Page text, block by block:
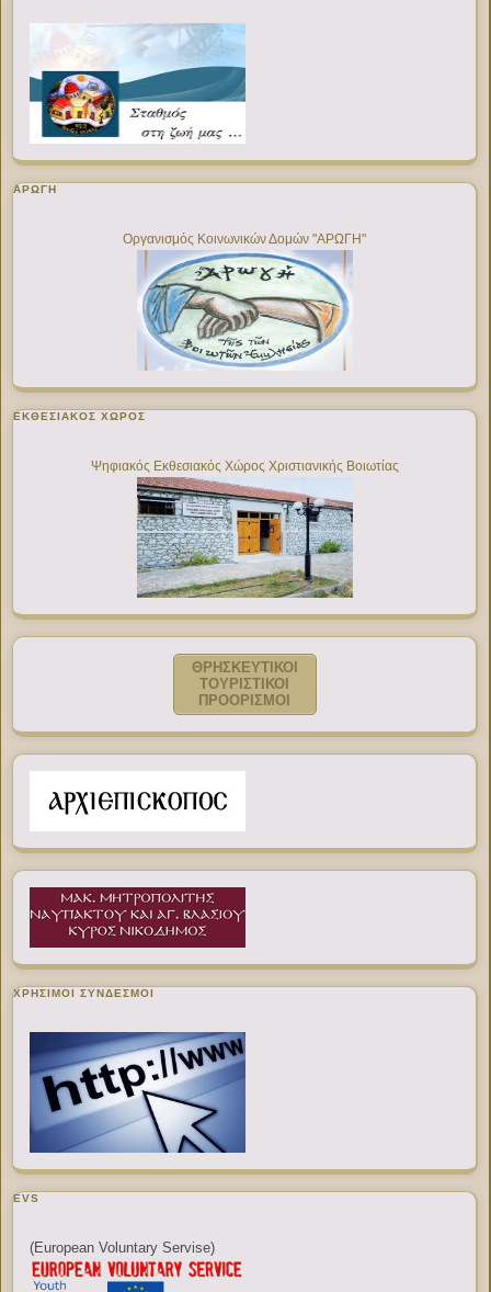
ΑΡΩΓΗ
Οργανισμός Κοινωνικών Δομών "ΑΡΩΓΗ"
ΕΚΘΕΣΙΑΚΌΣ ΧΏΡΟΣ
Ψηφιακός Εκθεσιακός Χώρος Χριστιανικής Βοιωτίας
ΘΡΗΣΚΕΥΤΙΚΟΙ
ΤΟΥΡΙΣΤΙΚΟΙ
ΠΡΟΟΡΙΣΜΟΙ
ΧΡΉΣΙΜΟΙ ΣΎΝΔΕΣΜΟΙ
EVS
(European Voluntary Servise)